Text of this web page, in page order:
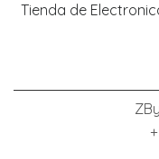
Tienda de